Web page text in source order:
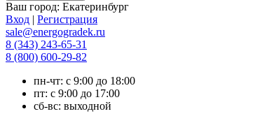
Ваш город: Екатеринбург
Вход | Регистрация
sale@energogradek.ru
8 (343) 243-65-31
8 (800) 600-29-82
пн-чт: с 9:00 до 18:00
пт: с 9:00 до 17:00
сб-вс: выходной